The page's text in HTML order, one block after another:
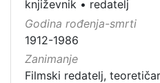
književnik • redatelj
Godina rođenja-smrti
1912-1986
Zanimanje
Filmski redatelj,